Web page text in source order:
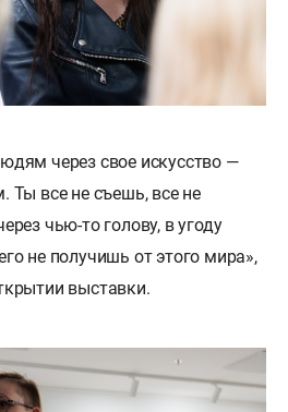
через свое искусство —
Ты все не съешь, все не
чью-то голову, в угоду
не получишь от этого мира»,
выставки.